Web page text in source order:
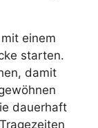
einem
starten.
damit
dauerhaft